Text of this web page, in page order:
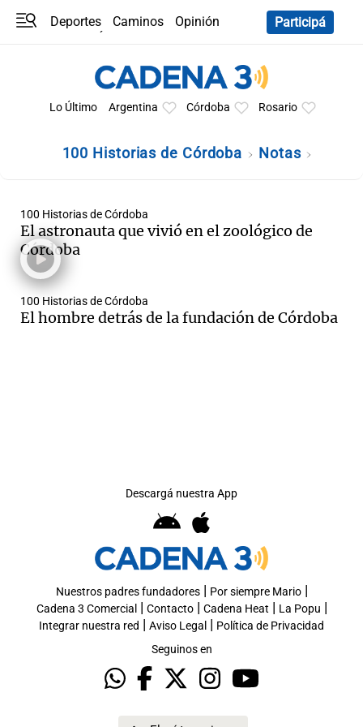
Deportes Caminos
Opinión
Participá
Lo Último Argentina Córdoba Rosario
100 Historias de Córdoba Notas
100 Historias de Córdoba
El astronauta que vivió en el zoológico de
Córdoba
100 Historias de Córdoba
El hombre detrás de la fundación de Córdoba
Descargá nuestra App
Nuestros padres fundadores| Por siempre Mario|
Cadena 3 Comercial | Contacto| Cadena Heat | La Popu |
Integrar nuestra red | Aviso Legal | Política de Privacidad
Seguinos en